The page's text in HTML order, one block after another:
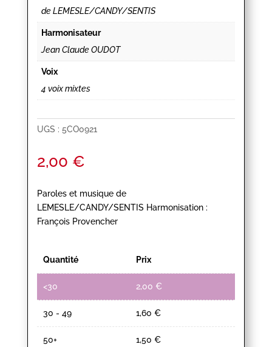
de LEMESLE/CANDY/SENTIS
Harmonisateur
Jean Claude OUDOT
Voix
4 voix mixtes
UGS : 5CO0921
2,00 €
Paroles et musique de
LEMESLE/CANDY/SENTIS Harmonisation :
François Provencher
Quantité Prix
<30 2,00 €
30 - 49 1,60 €
50+ 1,50 €